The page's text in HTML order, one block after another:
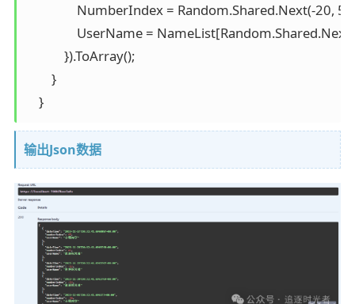
NumberIndex = Random.Shared.Next(-20,
UserName =
            }).ToArray();
        }
    }
输出Json数据